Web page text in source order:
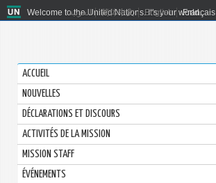
Welcome to the United Nations. It's your world.
العربية 简体中文 English Français
ACCUEIL
NOUVELLES
DÉCLARATIONS ET DISCOURS
ACTIVITÉS DE LA MISSION
MISSION STAFF
ÉVÉNEMENTS